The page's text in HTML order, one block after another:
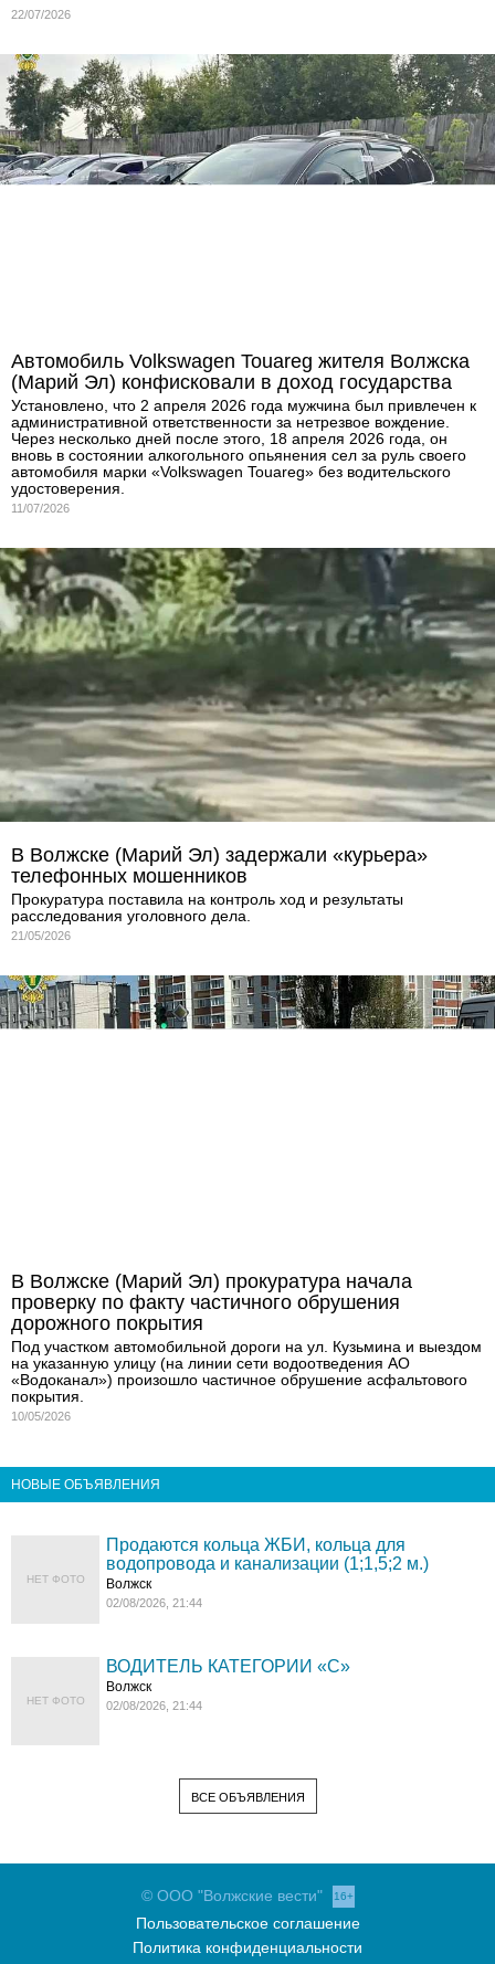
22/07/2026
Автомобиль Volkswagen Touareg жителя Волжска
(Марий Эл) конфисковали в доход государства
Установлено, что 2 апреля 2026 года мужчина был привлечен к
административной ответственности за нетрезвое вождение.
Через несколько дней после этого, 18 апреля 2026 года, он
вновь в состоянии алкогольного опьянения сел за руль своего
автомобиля марки «Volkswagen Touareg» без водительского
удостоверения.
11/07/2026
В Волжске (Марий Эл) задержали «курьера»
телефонных мошенников
Прокуратура поставила на контроль ход и результаты
расследования уголовного дела.
21/05/2026
В Волжске (Марий Эл) прокуратура начала
проверку по факту частичного обрушения
дорожного покрытия
Под участком автомобильной дороги на ул. Кузьмина и выездом
на указанную улицу (на линии сети водоотведения АО
«Водоканал») произошло частичное обрушение асфальтового
покрытия.
10/05/2026
НОВЫЕ ОБЪЯВЛЕНИЯ
НЕТ ФОТО
Продаются кольца ЖБИ, кольца для
водопровода и канализации (1;1,5;2 м.)
Волжск
02/08/2026, 21:44
НЕТ ФОТО
ВОДИТЕЛЬ КАТЕГОРИИ «C»
Волжск
02/08/2026, 21:44
ВСЕ ОБЪЯВЛЕНИЯ
© ООО "Волжские вести" 16+
Пользовательское соглашение
Политика конфиденциальности